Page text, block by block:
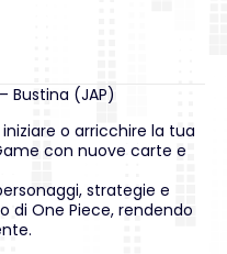
Bustina (JAP)
o arricchire la tua
con nuove carte e
strategie e
di One Piece, rendendo